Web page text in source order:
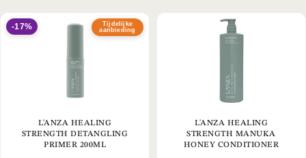
Tijdelijke
aanbieding
-17%
L'ANZA HEALING
STRENGTH DETANGLING
PRIMER 200ML
L'ANZA HEALING
STRENGTH MANUKA
HONEY CONDITIONER